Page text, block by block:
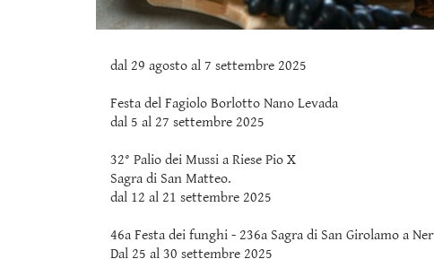
dal 29 agosto al 7 settembre 2025
Festa del Fagiolo Borlotto Nano Levada
dal 5 al 27 settembre 2025
32° Palio dei Mussi a Riese Pio X
Sagra di San Matteo.
dal 12 al 21 settembre 2025
46a Festa dei funghi - 236a Sagra di San Girolamo a
Dal 25 al 30 settembre 2025